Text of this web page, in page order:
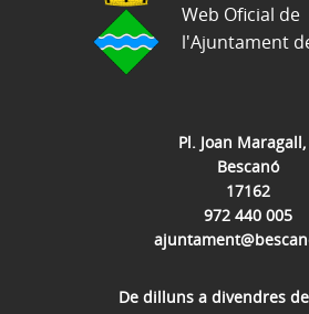
Pl. Joan Maragall,
Bescanó
17162
972 440 005
De dilluns a divendres
Web Oficial de
l'Ajuntament